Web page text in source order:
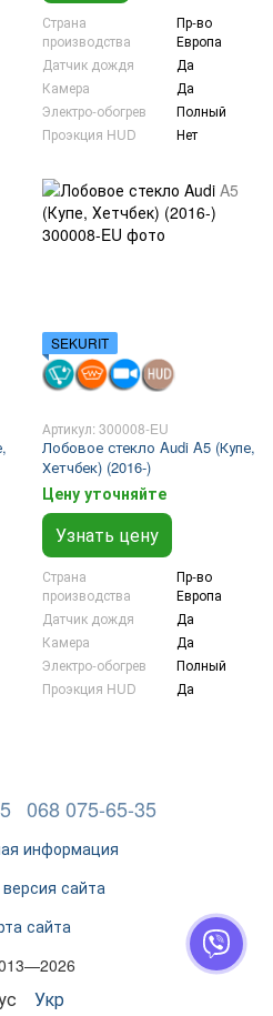
Страна
производства
Пр-во
Европа
Датчик дождя
Да
Камера
Да
Электро-обогрев
Полный
Проэкция HUD
Нет
SEKURIT
Артикул: 300008-EU
Лобовое стекло Audi A5 (Купе,
Хетчбек) (2016-)
Цену уточняйте
Узнать цену
Страна
производства
Пр-во
Европа
Датчик дождя
Да
Камера
Да
Электро-обогрев
Полный
Проэкция HUD
Да
068 075-65-35
информация
сайта
сайта
Укр